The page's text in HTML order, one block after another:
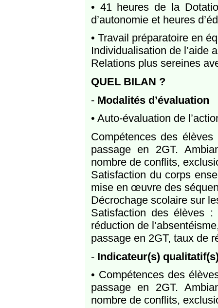
• 41 heures de la
d’autonomie et heures
• Travail préparatoire en
Individualisation de l’aide
Relations plus sereines
QUEL BILAN ?
- Modalités d’évaluation
• Auto-évaluation de
Compétences des
passage en 2GT.
nombre de conflits,
Satisfaction du corps
mise en œuvre des
Décrochage scolaire sur
Satisfaction des élèves :
réduction de
passage en 2GT, taux de
- Indicateur(s)
• Compétences des
passage en 2GT.
nombre de conflits,